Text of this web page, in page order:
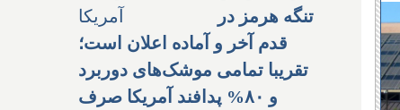
تنگه هرمز در
قدم آخر و آماده اعلان است؛
تقریبا تمامی موشک‌های دوربرد
و ۸۰% پدافند آمریکا صرف